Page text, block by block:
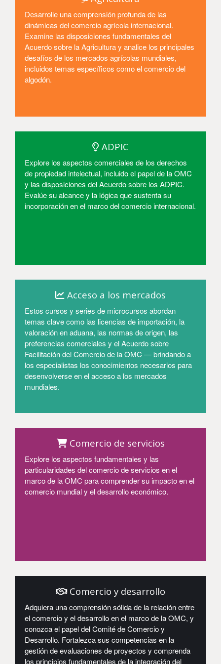
Desarrolle una comprensión profunda de las
dinámicas del comercio agrícola internacional.
Examine las disposiciones fundamentales del
Acuerdo sobre la Agricultura y analice los principales
desafíos de los mercados agrícolas mundiales,
incluidos temas específicos como el comercio del
algodón.
ADPIC
Explore los aspectos comerciales de los derechos
de propiedad intelectual, incluido el papel de la OMC
y las disposiciones del Acuerdo sobre los ADPIC.
Evalúe su alcance y la lógica que sustenta su
incorporación en el marco del comercio internacional.
Acceso a los mercados
Estos cursos y series de microcursos abordan
temas clave como las licencias de importación, la
valoración en aduana, las normas de origen, las
preferencias comerciales y el Acuerdo sobre
Facilitación del Comercio de la OMC — brindando a
los especialistas los conocimientos necesarios para
desenvolverse en el acceso a los mercados
mundiales.
Comercio de servicios
Explore los aspectos fundamentales y las
particularidades del comercio de servicios en el
marco de la OMC para comprender su impacto en el
comercio mundial y el desarrollo económico.
Comercio y desarrollo
Adquiera una comprensión sólida de la relación entre
el comercio y el desarrollo en el marco de la OMC, y
conozca el papel del Comité de Comercio y
Desarrollo. Fortalezca sus competencias en la
gestión de evaluaciones de proyectos y comprenda
los principios fundamentales de la integración del